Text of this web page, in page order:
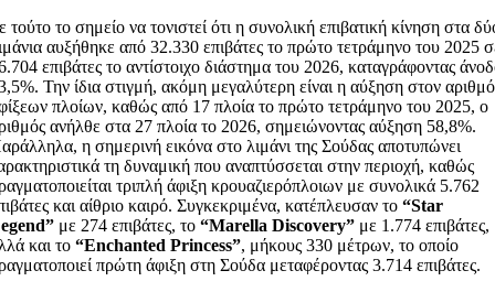
τούτο το σημείο να τονιστεί ότι η συνολική επιβατική κίνηση στα
αυξήθηκε από 32.330 επιβάτες το πρώτο τετράμηνο του 2025
επιβάτες το αντίστοιχο διάστημα του 2026, καταγράφοντας
Την ίδια στιγμή, ακόμη μεγαλύτερη είναι η αύξηση στον αριθμό
πλοίων, καθώς από 17 πλοία το πρώτο τετράμηνο του 2025, ο
ανήλθε στα 27 πλοία το 2026, σημειώνοντας αύξηση 58,8%.
η σημερινή εικόνα στο λιμάνι της Σούδας αποτυπώνει
τη δυναμική που αναπτύσσεται στην περιοχή, καθώς
τριπλή άφιξη κρουαζιερόπλοιων με συνολικά 5.762
και αίθριο καιρό. Συγκεκριμένα, κατέπλευσαν το “Star
με 274 επιβάτες, το“Marella Discovery” με 1.774 επιβάτες,
και το“Enchanted Princess”, μήκους 330 μέτρων, το οποίο
πρώτη άφιξη στη Σούδα μεταφέροντας 3.714 επιβάτες.